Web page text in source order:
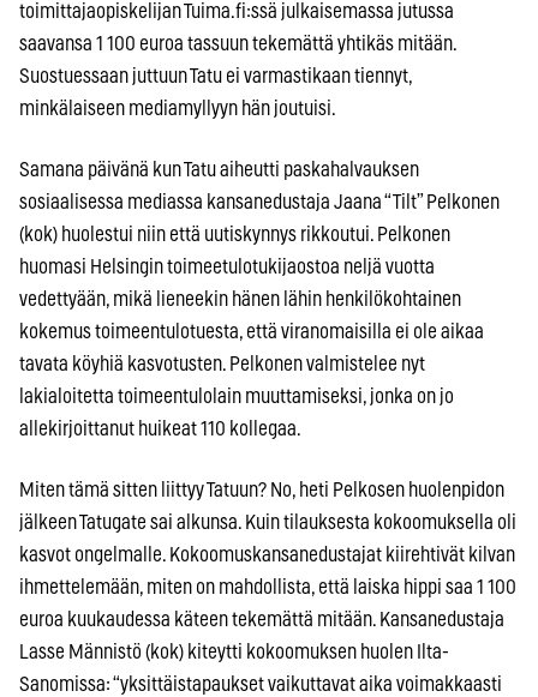
toimittajaopiskelijan Tuima.fi:ssä julkaisemassa jutussa
saavansa 1 100 euroa tassuun tekemättä yhtikäs mitään.
Suostuessaan juttuun Tatu ei varmastikaan tiennyt,
minkälaiseen mediamyllyyn hän joutuisi.
Samana päivänä kun Tatu aiheutti paskahalvauksen
sosiaalisessa mediassa kansanedustaja Jaana “Tilt” Pelkonen
(kok) huolestui niin että uutiskynnys rikkoutui. Pelkonen
huomasi Helsingin toimeetulotukijaostoa neljä vuotta
vedettyään, mikä lieneekin hänen lähin henkilökohtainen
kokemus toimeentulotuesta, että viranomaisilla ei ole aikaa
tavata köyhiä kasvotusten. Pelkonen valmistelee nyt
lakialoitetta toimeentulolain muuttamiseksi, jonka on jo
allekirjoittanut huikeat 110 kollegaa.
Miten tämä sitten liittyy Tatuun? No, heti Pelkosen huolenpidon
jälkeen Tatugate sai alkunsa. Kuin tilauksesta kokoomuksella oli
kasvot ongelmalle. Kokoomuskansanedustajat kiirehtivät kilvan
ihmettelemään, miten on mahdollista, että laiska hippi saa 1 100
euroa kuukaudessa käteen tekemättä mitään. Kansanedustaja
Lasse Männistö (kok) kiteytti kokoomuksen huolen Ilta-
Sanomissa: “yksittäistapaukset vaikuttavat aika voimakkaasti